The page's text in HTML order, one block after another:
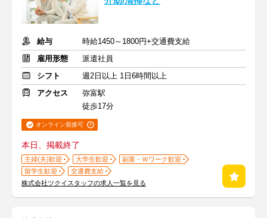
給与
時給1450～1800円+交通費支給
雇用形態
派遣社員
シフト
週2日以上 1日6時間以上
アクセス
弥富駅
徒歩17分
オンライン面接可
本日、掲載終了
主婦(夫)歓迎 大学生歓迎
副業・Ｗワーク歓迎
留学生歓迎
交通費支給
株式会社ツクイスタッフの求人一覧を見る